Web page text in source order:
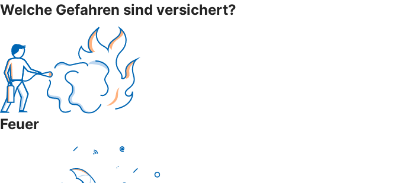
Welche Gefahren sind versichert?
Feuer